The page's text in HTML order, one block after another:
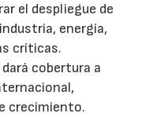
el despliegue de
energía,
críticas.
cobertura a
crecimiento.